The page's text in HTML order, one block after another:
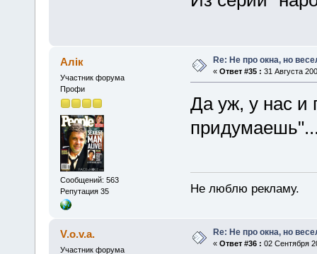
Алік
Участник форума
Профи
Сообщений: 563
Репутация 35
Re: Не про окна, но
« Ответ #35 : 31 Августа
Да уж, у нас и
Не люблю рекламу.
V.o.v.a.
Участник форума
Re: Не про окна, но
« Ответ #36 : 02 Сентября